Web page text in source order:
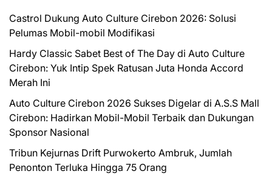
Castrol Dukung Auto Culture Cirebon 2026: Solusi
Pelumas Mobil-mobil Modifikasi
Hardy Classic Sabet Best of The Day di Auto Culture
Cirebon: Yuk Intip Spek Ratusan Juta Honda Accord
Merah Ini
Auto Culture Cirebon 2026 Sukses Digelar di A.S.S Mall
Cirebon: Hadirkan Mobil-Mobil Terbaik dan Dukungan
Sponsor Nasional
Tribun Kejurnas Drift Purwokerto Ambruk, Jumlah
Penonton Terluka Hingga 75 Orang